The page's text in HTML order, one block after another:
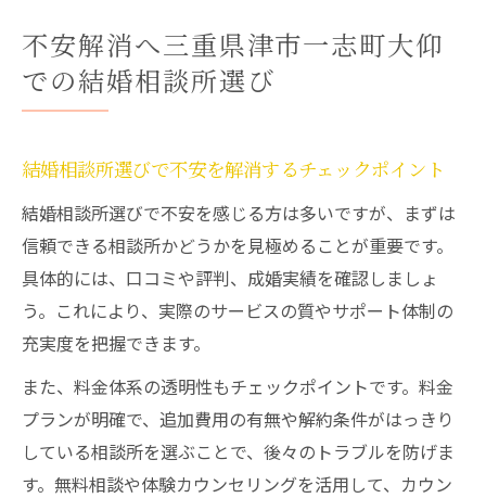
不安解消へ三重県津市一志町大仰
での結婚相談所選び
結婚相談所選びで不安を解消するチェックポイント
結婚相談所選びで不安を感じる方は多いですが、まずは
信頼できる相談所かどうかを見極めることが重要です。
具体的には、口コミや評判、成婚実績を確認しましょ
う。これにより、実際のサービスの質やサポート体制の
充実度を把握できます。
また、料金体系の透明性もチェックポイントです。料金
プランが明確で、追加費用の有無や解約条件がはっきり
している相談所を選ぶことで、後々のトラブルを防げま
す。無料相談や体験カウンセリングを活用して、カウン